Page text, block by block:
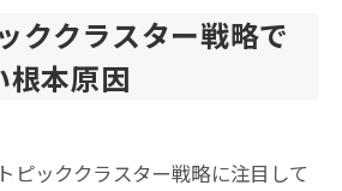
ククラスター戦略で
根本原因
ピッククラスター戦略に注目して